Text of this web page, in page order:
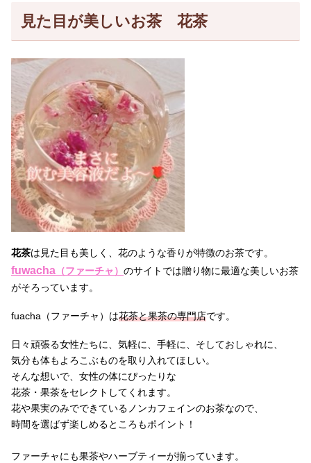
見た目が美しいお茶 花茶
花茶は見た目も美しく、花のような香りが特徴のお茶です。
fuwacha （ファーチャ） のサイトでは贈り物に最適な美しいお茶
がそろっています。
fuacha（ファーチャ）は花茶と果茶の専門店です。
日々頑張る女性たちに、気軽に、手軽に、そしておしゃれに、
気分も体もよろこぶものを取り入れてほしい。
そんな想いで、女性の体にぴったりな
花茶・果茶をセレクトしてくれます。
花や果実のみでできているノンカフェインのお茶なので、
時間を選ばず楽しめるところもポイント！
ファーチャにも果茶やハーブティーが揃っています。